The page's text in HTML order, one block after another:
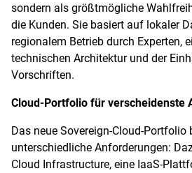
sondern als größtmögliche
die Kunden. Sie basiert auf lokaler
regionalem Betrieb durch Experten,
technischen Architektur und der
Vorschriften.
Cloud-Portfolio für verscheidenste
Das neue Sovereign-Cloud-
unterschiedliche Anforderungen:
Cloud Infrastructure, eine IaaS-